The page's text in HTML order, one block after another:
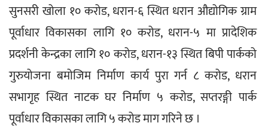
सुनसरी खोला १० करोड, धरान-६ स्थित धरान औद्योगिक ग्राम
पूर्वाधार विकासका लागि १० करोड, धरान-५ मा प्रादेशिक
प्रदर्शनी केन्द्रका लागि १० करोड, धरान-१३ स्थित बिपी पार्कको
गुरुयोजना बमोजिम निर्माण कार्य पुरा गर्न ८ करोड, धरान
सभागृह स्थित नाटक घर निर्माण ५ करोड, सप्तरङ्गी पार्क
पूर्वाधार विकासका लागि ५ करोड माग गरिने छ ।